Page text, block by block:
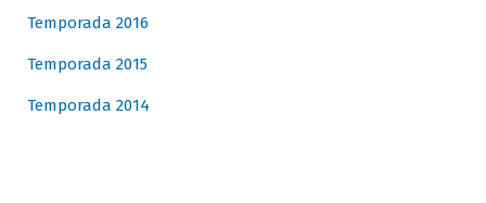
Temporada 2016
Temporada 2015
Temporada 2014